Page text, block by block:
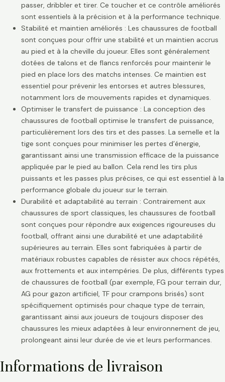
passer, dribbler et tirer. Ce toucher et ce contrôle améliorés
sont essentiels à la précision et à la performance technique.
Stabilité et maintien améliorés : Les chaussures de football
sont conçues pour offrir une stabilité et un maintien accrus
au pied et à la cheville du joueur. Elles sont généralement
dotées de talons et de flancs renforcés pour maintenir le
pied en place lors des matchs intenses. Ce maintien est
essentiel pour prévenir les entorses et autres blessures,
notamment lors de mouvements rapides et dynamiques.
Optimiser le transfert de puissance : La conception des
chaussures de football optimise le transfert de puissance,
particulièrement lors des tirs et des passes. La semelle et la
tige sont conçues pour minimiser les pertes d’énergie,
garantissant ainsi une transmission efficace de la puissance
appliquée par le pied au ballon. Cela rend les tirs plus
puissants et les passes plus précises, ce qui est essentiel à la
performance globale du joueur sur le terrain.
Durabilité et adaptabilité au terrain : Contrairement aux
chaussures de sport classiques, les chaussures de football
sont conçues pour répondre aux exigences rigoureuses du
football, offrant ainsi une durabilité et une adaptabilité
supérieures au terrain. Elles sont fabriquées à partir de
matériaux robustes capables de résister aux chocs répétés,
aux frottements et aux intempéries. De plus, différents types
de chaussures de football (par exemple, FG pour terrain dur,
AG pour gazon artificiel, TF pour crampons brisés) sont
spécifiquement optimisés pour chaque type de terrain,
garantissant ainsi aux joueurs de toujours disposer des
chaussures les mieux adaptées à leur environnement de jeu,
prolongeant ainsi leur durée de vie et leurs performances.
Informations de livraison